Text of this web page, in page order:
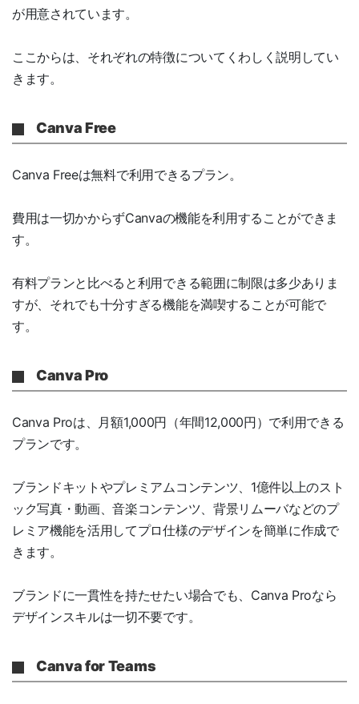
が用意されています。
ここからは、それぞれの特徴についてくわしく説明してい
きます。
Canva Free
Canva Freeは無料で利用できるプラン。
費用は一切かからずCanvaの機能を利用することができま
す。
有料プランと比べると利用できる範囲に制限は多少ありま
すが、それでも十分すぎる機能を満喫することが可能で
す。
Canva Pro
Canva Proは、月額1,000円（年間12,000円）で利用できる
プランです。
ブランドキットやプレミアムコンテンツ、1億件以上のスト
ック写真・動画、音楽コンテンツ、背景リムーバなどのプ
レミア機能を活用してプロ仕様のデザインを簡単に作成で
きます。
ブランドに一貫性を持たせたい場合でも、Canva Proなら
デザインスキルは一切不要です。
Canva for Teams